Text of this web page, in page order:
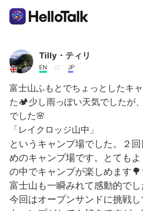
語言交換應用
AI Grammar Checker
繁體中文
English 简体中文
Español العربية
Français Deutsch
Tilly・ティリ
EN JP
富士山ふもとでちょっとしたキ
た🏕️少し雨っぽい天気でしたが
でした🌸
「レイクロッジ山中」
というキャンプ場でした。２
めのキャンプ場です。とても
の中でキャンプが楽しめます
富士山も一瞬みれて感動的でし
今回はオープンサンドに挑戦